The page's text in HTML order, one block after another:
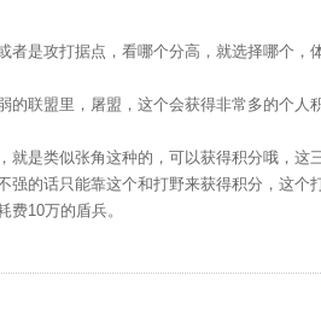
是攻打据点，看哪个分高，就选择哪个，
联盟里，屠盟，这个会获得非常多的个人
是类似张角这种的，可以获得积分哦，这
强的话只能靠这个和打野来获得积分，这个
费10万的盾兵。